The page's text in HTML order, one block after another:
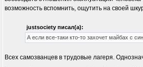
возможность вспомнить, ощутить на своей
justsociety писал(а):
А если все-таки кто-то захочет майбах с
Всех самозванцев в трудовые лагеря.